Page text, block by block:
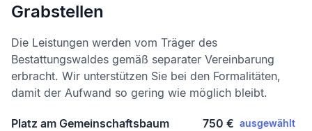
Grabstellen
Die Leistungen werden vom Träger des
Bestattungswaldes gemäß separater Vereinbarung
erbracht. Wir unterstützen Sie bei den Formalitäten,
damit der Aufwand so gering wie möglich bleibt.
Platz am Gemeinschaftsbaum 750 € ausgewählt